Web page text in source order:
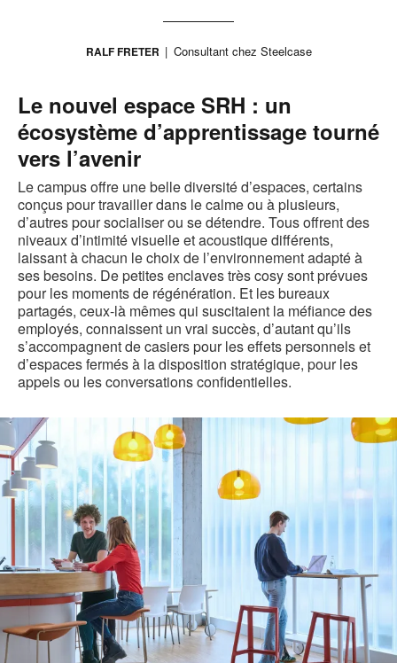
RALF FRETER Consultant chez Steelcase
Le nouvel espace SRH : un
écosystème d’apprentissage tourné
vers l’avenir
Le campus offre une belle diversité d’espaces, certains
conçus pour travailler dans le calme ou à plusieurs,
d’autres pour socialiser ou se détendre. Tous offrent des
niveaux d’intimité visuelle et acoustique différents,
laissant à chacun le choix de l’environnement adapté à
ses besoins. De petites enclaves très cosy sont prévues
pour les moments de régénération. Et les bureaux
partagés, ceux-là mêmes qui suscitaient la méfiance des
employés, connaissent un vrai succès, d’autant qu’ils
s’accompagnent de casiers pour les effets personnels et
d’espaces fermés à la disposition stratégique, pour les
appels ou les conversations confidentielles.